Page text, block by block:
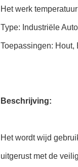
Het werk
Type: Industriële
Toepassingen: Hout,
Beschrijving:
Het wordt wijd
uitgerust met de